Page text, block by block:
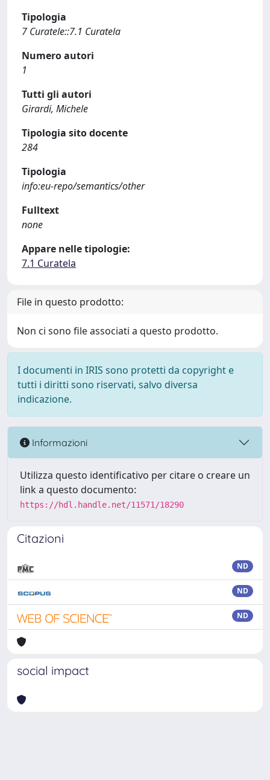
Tipologia
7 Curatele::7.1 Curatela
Numero autori
1
Tutti gli autori
Girardi, Michele
Tipologia sito docente
284
Tipologia
info:eu-repo/semantics/other
Fulltext
none
Appare nelle tipologie:
7.1 Curatela
File in questo prodotto:
Non ci sono file associati a questo prodotto.
I documenti in IRIS sono protetti da copyright e
tutti i diritti sono riservati, salvo diversa
indicazione.
Informazioni
Utilizza questo identificativo per citare o creare un
link a questo documento:
https://hdl.handle.net/11571/18290
Citazioni
ND
ND
ND
social impact